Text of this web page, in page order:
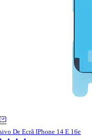
De Ecrã IPhone 14 E 16e